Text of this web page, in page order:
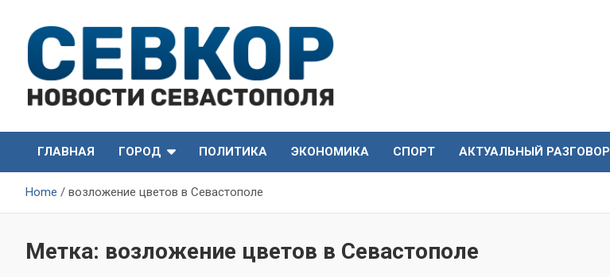
content
СевКор — Новости
Севастополя
Севастополя
ГЛАВНАЯ
ГОРОД ПОЛИТИКА ЭКОНОМИКА СПОРТ АКТУАЛЬНЫЙ РАЗГОВОР
Home возложение цветов в Севастополе
Метка: возложение цветов в Севастополе